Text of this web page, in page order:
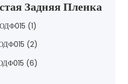
Задняя Пленка